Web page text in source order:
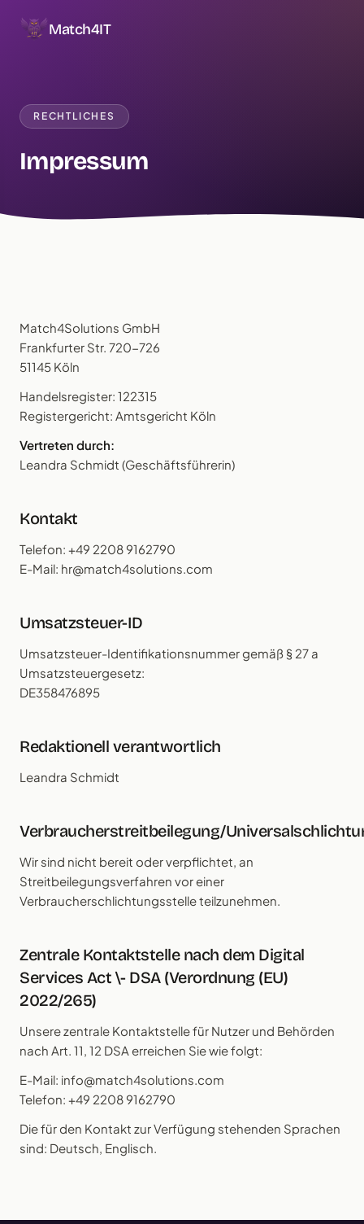
Match4IT
RECHTLICHES
Impressum
Match4Solutions GmbH
Frankfurter Str. 720-726
51145 Köln
Handelsregister: 122315
Registergericht: Amtsgericht Köln
Vertreten durch:
Leandra Schmidt (Geschäftsführerin)
Kontakt
Telefon: +49 2208 9162790
E-Mail: hr@match4solutions.com
Umsatzsteuer-ID
Umsatzsteuer-Identifikationsnummer gemäß § 27 a
Umsatzsteuergesetz:
DE358476895
Redaktionell verantwortlich
Leandra Schmidt
Verbraucherstreitbeilegung/
Wir sind nicht bereit oder verpflichtet, an
Streitbeilegungsverfahren vor einer
Verbraucherschlichtungsstelle teilzunehmen.
Zentrale Kontaktstelle nach dem Digital
Services Act \- DSA (Verordnung (EU)
2022/265)
Unsere zentrale Kontaktstelle für Nutzer und Behörden
nach Art. 11, 12 DSA erreichen Sie wie folgt:
E-Mail: info@match4solutions.com
Telefon: +49 2208 9162790
Die für den Kontakt zur Verfügung stehenden Sprachen
sind: Deutsch, Englisch.